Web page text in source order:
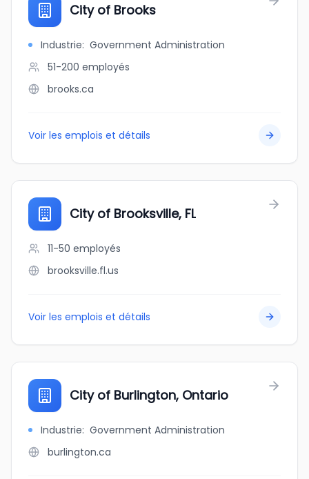
City of Brooks
Industrie: Government Administration
51-200 employés
brooks.ca
Voir les emplois et détails
City of Brooksville, FL
11-50 employés
brooksville.fl.us
Voir les emplois et détails
City of Burlington, Ontario
Industrie: Government Administration
burlington.ca